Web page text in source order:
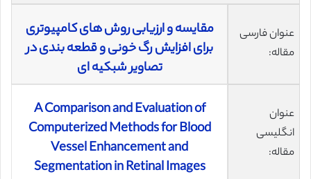
عنوان فارسی
مقاله:
مقایسه و ارزیابی روش های کامپیوتری
برای افزایش رگ خونی و قطعه بندی در
تصاویر شبکیه ای
عنوان
انگلیسی
مقاله:
A Comparison and Evaluation of
Computerized Methods for Blood
Vessel Enhancement and
Segmentation in Retinal Images